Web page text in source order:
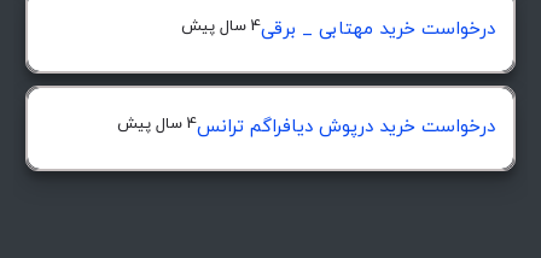
درخواست خرید مهتابی _ برقی4 سال پیش
درخواست خرید درپوش ديافراگم ترانس4 سال پیش